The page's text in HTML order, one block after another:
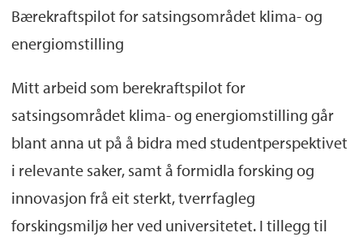
Bærekraftspilot for satsingsområdet klima- og
energiomstilling
Mitt arbeid som berekraftspilot for
satsingsområdet klima- og energiomstilling går
blant anna ut på å bidra med studentperspektivet
i relevante saker, samt å formidla forsking og
innovasjon frå eit sterkt, tverrfagleg
forskingsmiljø her ved universitetet. I tillegg til